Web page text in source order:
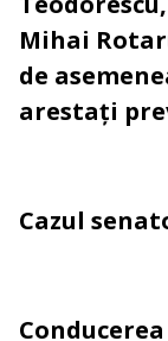
Mihai
de
arestați
Cazul